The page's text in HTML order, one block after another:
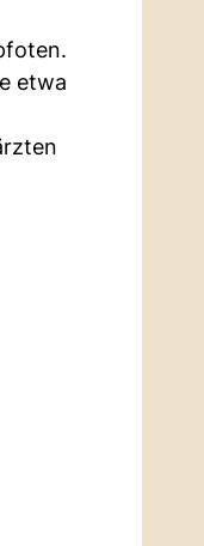
etwa